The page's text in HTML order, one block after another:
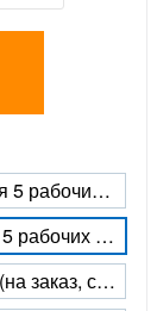
140x210 см (на заказ, срок выполнения 5 рабочих дней)
90x135 см (на заказ, срок выполнения 5 рабочих дней)
90х135 см двухсторонний с бахромой (на заказ, срок выполнения 5 рабочих дней)